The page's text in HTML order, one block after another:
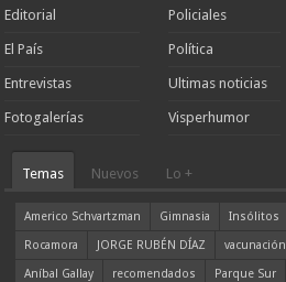
Editorial
El País
Entrevistas
Fotogalerías
Policiales
Política
Ultimas noticias
Visperhumor
Temas Nuevos Lo +
Americo Schvartzman Gimnasia Insólitos
Rocamora
JORGE RUBÉN DÍAZ vacunación
Aníbal Gallay
recomendados Parque Sur